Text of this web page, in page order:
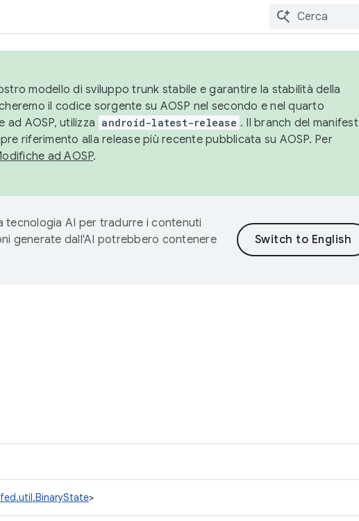
modello di sviluppo trunk stabile e garantire la stabilità della
il codice sorgente su AOSP nel secondo e nel quarto
AOSP, utilizza android-latest-release . Il branch del manifest
riferimento alla release più recente pubblicata su AOSP. Per
ad AOSP.
tecnologia AI per tradurre i contenuti
generate dall'AI potrebbero contenere
>